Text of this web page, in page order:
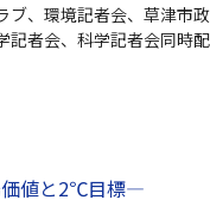
ブ、環境記者会、草津市政
記者会、科学記者会同時配
価値と2℃目標—